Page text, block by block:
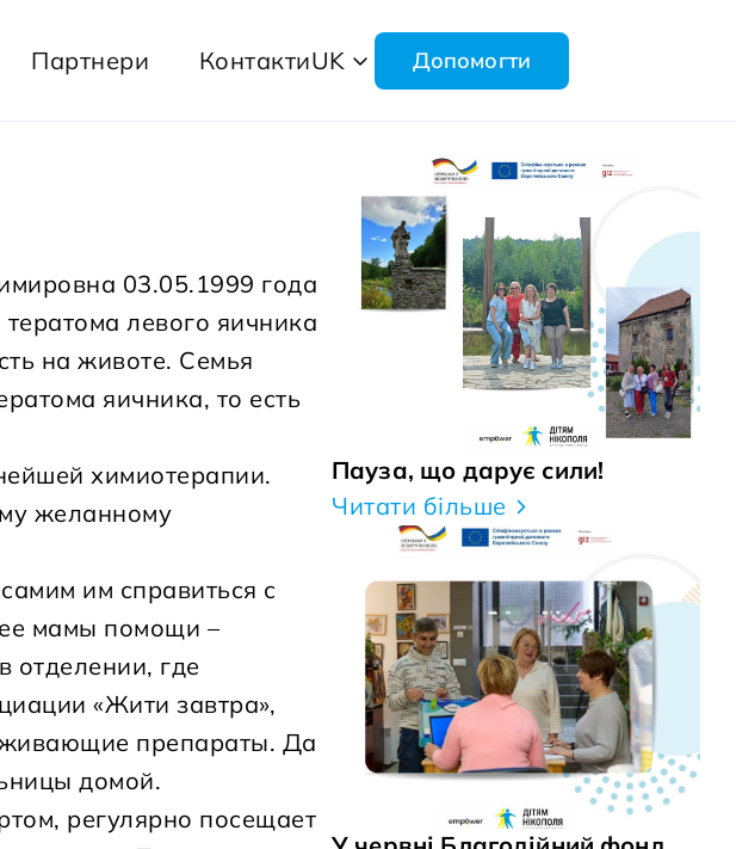
Партнери КонтактиUK Допомогти
03.05.1999 года
левого яичника
на животе. Семья
яичника, то есть
химиотерапии.
желанному
им справиться с
мамы помощи –
отделении, где
«Жити завтра»,
препараты. Да
домой.
регулярно посещает
Пауза, що дарує сили!
Читати більше